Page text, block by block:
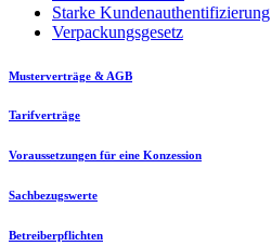
Starke Kundenauthentifizierung
Verpackungsgesetz
Musterverträge & AGB
Tarifverträge
Voraussetzungen für eine Konzession
Sachbezugswerte
Betreiberpflichten